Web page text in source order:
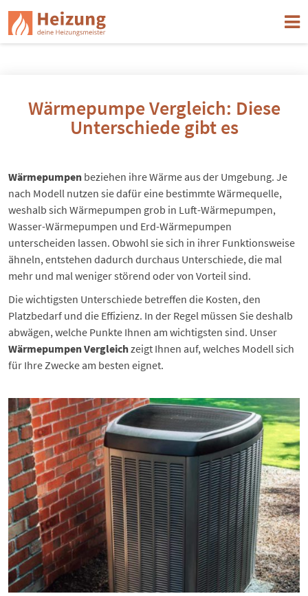
Wärmepumpe Vergleich: Diese
Unterschiede gibt es
Wärmepumpen beziehen ihre Wärme aus der Umgebung. Je
nach Modell nutzen sie dafür eine bestimmte Wärmequelle,
weshalb sich Wärmepumpen grob in Luft-Wärmepumpen,
Wasser-Wärmepumpen und Erd-Wärmepumpen
unterscheiden lassen. Obwohl sie sich in ihrer Funktionsweise
ähneln, entstehen dadurch durchaus Unterschiede, die mal
mehr und mal weniger störend oder von Vorteil sind.
Die wichtigsten Unterschiede betreffen die Kosten, den
Platzbedarf und die Effizienz. In der Regel müssen Sie deshalb
abwägen, welche Punkte Ihnen am wichtigsten sind. Unser
Wärmepumpen Vergleichzeigt Ihnen auf, welches Modell sich
für Ihre Zwecke am besten eignet.